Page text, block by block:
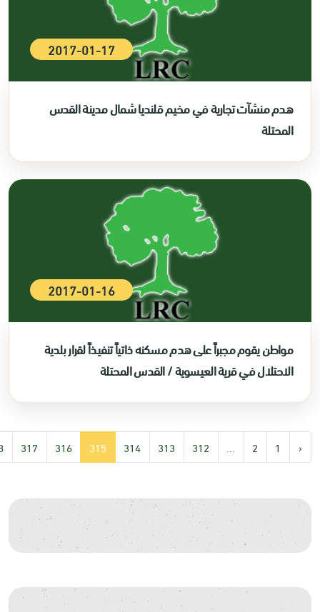
2017-01-17
هدم منشآت تجارية في مخيم قلنديا شمال مدينة القدس
المحتلة
2017-01-16
مواطن يقوم مجبراً على هدم مسكنه ذاتياً تنفيذاً لقرار بلدية
الاحتلال في قرية العيسوية / القدس المحتلة
‹
1
2
...
312
313
314
315
316
317